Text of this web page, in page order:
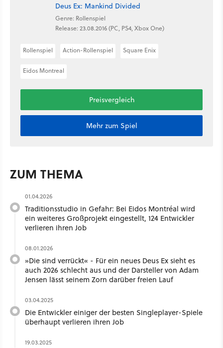
Deus Ex: Mankind Divided
Genre: Rollenspiel
Release: 23.08.2016 (PC, PS4, Xbox One)
Rollenspiel Action-Rollenspiel Square Enix
Eidos Montreal
Preisvergleich
Mehr zum Spiel
ZUM THEMA
01.04.2026
Traditionsstudio in Gefahr: Bei Eidos Montréal wird
ein weiteres Großprojekt eingestellt, 124 Entwickler
verlieren ihren Job
08.01.2026
»Die sind verrückt« - Für ein neues Deus Ex sieht es
auch 2026 schlecht aus und der Darsteller von Adam
Jensen lässt seinem Zorn darüber freien Lauf
03.04.2025
Die Entwickler einiger der besten Singleplayer-Spiele
überhaupt verlieren ihren Job
19.03.2025